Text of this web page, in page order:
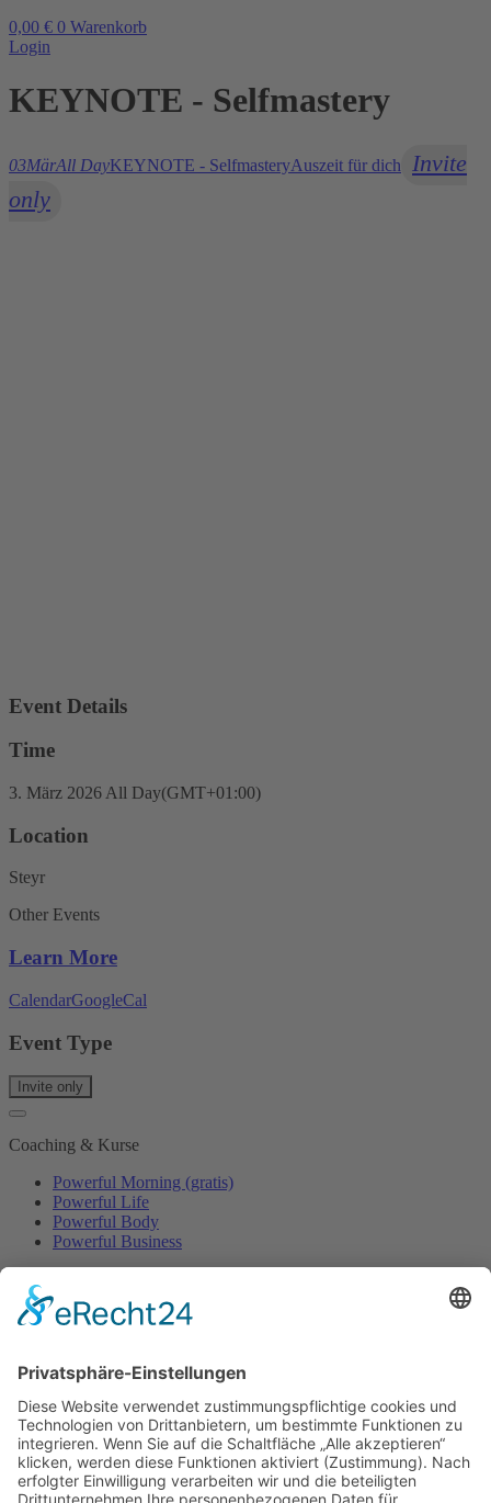
0,00 € 0 Warenkorb
Login
KEYNOTE - Selfmastery
03MärAll DayKEYNOTE - SelfmasteryAuszeit für dich
Invite
only
Event Details
Time
3. März 2026 All Day(GMT+01:00)
Location
Steyr
Other Events
Learn More
CalendarGoogleCal
Event Type
Invite only
Coaching & Kurse
Powerful Morning (gratis)
Powerful Life
Powerful Body
Powerful Business
Event-Übersicht
Über mich
Mit mir arbeiten
Gratis
Podcast